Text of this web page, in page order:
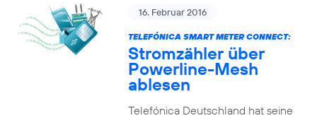
16. Februar 2016
TELEFÓNICA SMART METER CONNECT:
Stromzähler über
Powerline-Mesh
ablesen
Telefónica Deutschland hat seine